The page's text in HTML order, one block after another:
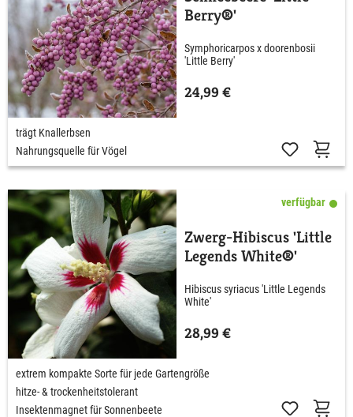
Berry®'
Symphoricarpos x doorenbosii
'Little Berry'
24,99 €
trägt Knallerbsen
Nahrungsquelle für Vögel
verfügbar
Zwerg-Hibiscus 'Little
Legends White®'
Hibiscus syriacus 'Little Legends
White'
28,99 €
extrem kompakte Sorte für jede Gartengröße
hitze- & trockenheitstolerant
Insektenmagnet für Sonnenbeete